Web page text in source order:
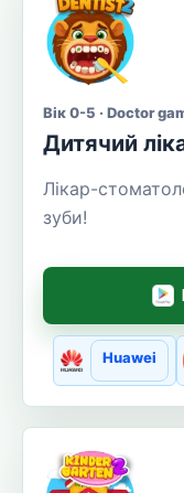
Вік 0-5 · Doctor
Дитячий
Лікар-
зуби!
Huawei